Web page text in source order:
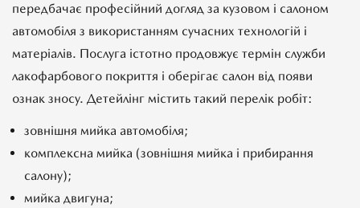
передбачає професійний догляд за кузовом і салоном
автомобіля з використанням сучасних технологій і
матеріалів. Послуга істотно продовжує термін служби
лакофарбового покриття і оберігає салон від появи
ознак зносу. Детейлінг містить такий перелік робіт:
зовнішня мийка автомобіля;
комплексна мийка (зовнішня мийка і прибирання
салону);
мийка двигуна;